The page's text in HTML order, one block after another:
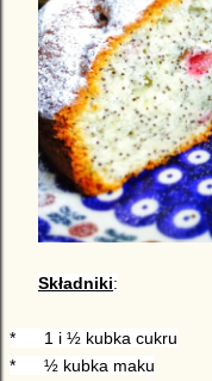
Składniki:
*
1 i ½ kubka cukru
*
½ kubka maku